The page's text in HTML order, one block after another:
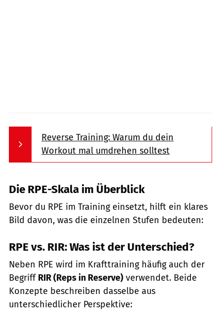
Reverse Training: Warum du dein
Workout mal umdrehen solltest
Die RPE-Skala im Überblick
Bevor du RPE im Training einsetzt, hilft ein klares
Bild davon, was die einzelnen Stufen bedeuten:
RPE vs. RIR: Was ist der Unterschied?
Neben RPE wird im Krafttraining häufig auch der
Begriff RIR (Reps in Reserve) verwendet. Beide
Konzepte beschreiben dasselbe aus
unterschiedlicher Perspektive: